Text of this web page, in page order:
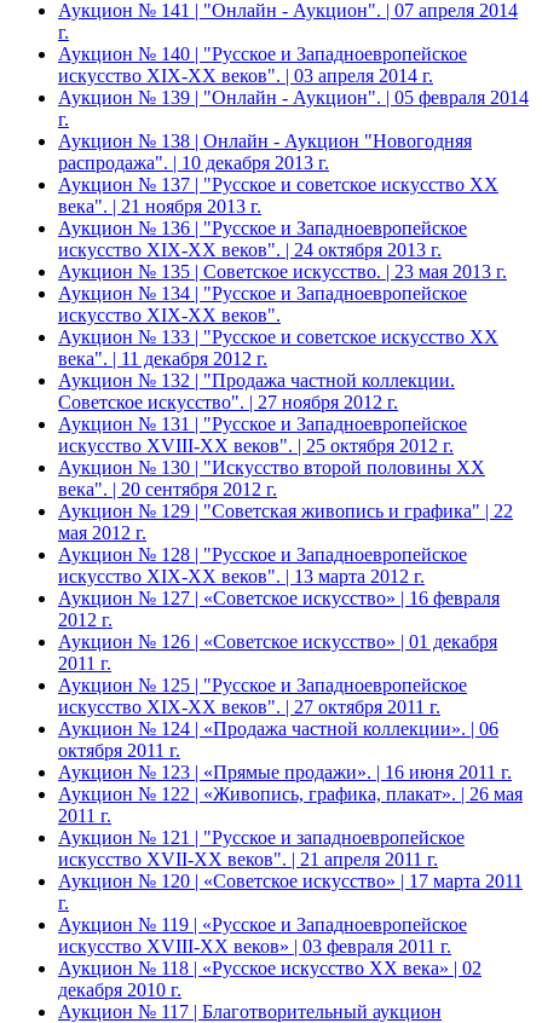
Аукцион № 141 | "Онлайн - Аукцион". | 07 апреля 2014
г.
Аукцион № 140 | "Русское и Западноевропейское
искусство XIX-ХХ веков". | 03 апреля 2014 г.
Аукцион № 139 | "Онлайн - Аукцион". | 05 февраля 2014
г.
Аукцион № 138 | Онлайн - Аукцион "Новогодняя
распродажа". | 10 декабря 2013 г.
Аукцион № 137 | "Русское и советское искусство ХХ
века". | 21 ноября 2013 г.
Аукцион № 136 | "Русское и Западноевропейское
искусство XIX-ХХ веков". | 24 октября 2013 г.
Аукцион № 135 | Советское искусство. | 23 мая 2013 г.
Аукцион № 134 | "Русское и Западноевропейское
искусство XIX-ХХ веков".
Аукцион № 133 | "Русское и советское искусство ХХ
века". | 11 декабря 2012 г.
Аукцион № 132 | "Продажа частной коллекции.
Советское искусство". | 27 ноября 2012 г.
Аукцион № 131 | "Русское и Западноевропейское
искусство XVIII-ХХ веков". | 25 октября 2012 г.
Аукцион № 130 | "Искусство второй половины XX
века". | 20 сентября 2012 г.
Аукцион № 129 | "Советская живопись и графика" | 22
мая 2012 г.
Аукцион № 128 | "Русское и Западноевропейское
искусство XIX-ХХ веков". | 13 марта 2012 г.
Аукцион № 127 | «Советское искусство» | 16 февраля
2012 г.
Аукцион № 126 | «Советское искусство» | 01 декабря
2011 г.
Аукцион № 125 | "Русское и Западноевропейское
искусство XIX-ХХ веков". | 27 октября 2011 г.
Аукцион № 124 | «Продажа частной коллекции». | 06
октября 2011 г.
Аукцион № 123 | «Прямые продажи». | 16 июня 2011 г.
Аукцион № 122 | «Живопись, графика, плакат». | 26 мая
2011 г.
Аукцион № 121 | "Русское и западноевропейское
искусство XVII-XX веков". | 21 апреля 2011 г.
Аукцион № 120 | «Советское искусство» | 17 марта 2011
г.
Аукцион № 119 | «Русское и Западноевропейское
искусство XVIII-ХХ веков» | 03 февраля 2011 г.
Аукцион № 118 | «Русское искусство ХХ века» | 02
декабря 2010 г.
Аукцион № 117 | Благотворительный аукцион